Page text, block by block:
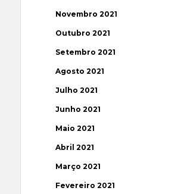
Novembro 2021
Outubro 2021
Setembro 2021
Agosto 2021
Julho 2021
Junho 2021
Maio 2021
Abril 2021
Março 2021
Fevereiro 2021